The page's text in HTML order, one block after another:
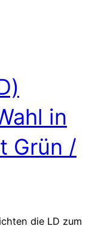
in
Grün /
die LD zum